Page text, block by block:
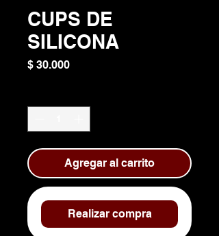
CUPS DE
SILICONA
$ 30.000Precio
Agregar al carrito
Realizar compra